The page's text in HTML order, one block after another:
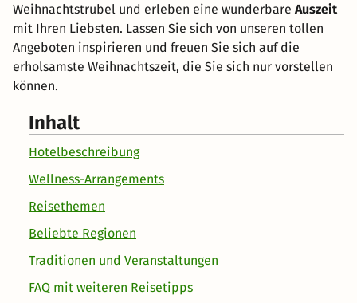
Weihnachtstrubel und erleben eine wunderbare Auszeit
mit Ihren Liebsten. Lassen Sie sich von unseren tollen
Angeboten inspirieren und freuen Sie sich auf die
erholsamste Weihnachtszeit, die Sie sich nur vorstellen
können.
Inhalt
Hotelbeschreibung
Wellness-Arrangements
Reisethemen
Beliebte Regionen
Traditionen und Veranstaltungen
FAQ mit weiteren Reisetipps